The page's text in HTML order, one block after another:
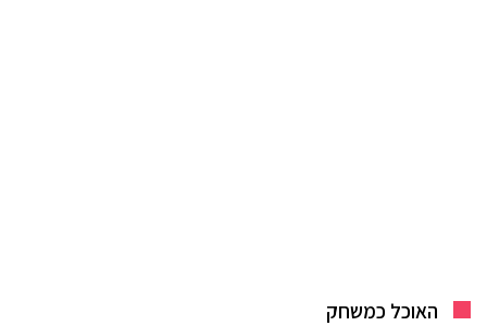
האוכל כמשחק